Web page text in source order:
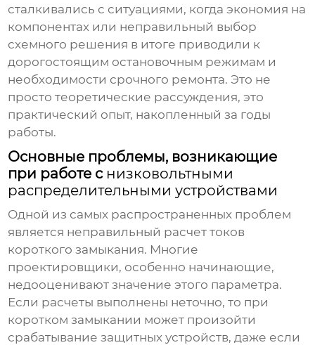
сталкивались с ситуациями, когда экономия на
компонентах или неправильный выбор
схемного решения в итоге приводили к
дорогостоящим остановочным режимам и
необходимости срочного ремонта. Это не
просто теоретические рассуждения, это
практический опыт, накопленный за годы
работы.
Основные проблемы, возникающие
при работе с низковольтными
распределительными устройствами
Одной из самых распространенных проблем
является неправильный расчет токов
короткого замыкания. Многие
проектировщики, особенно начинающие,
недооценивают значение этого параметра.
Если расчеты выполнены неточно, то при
коротком замыкании может произойти
срабатывание защитных устройств, даже если